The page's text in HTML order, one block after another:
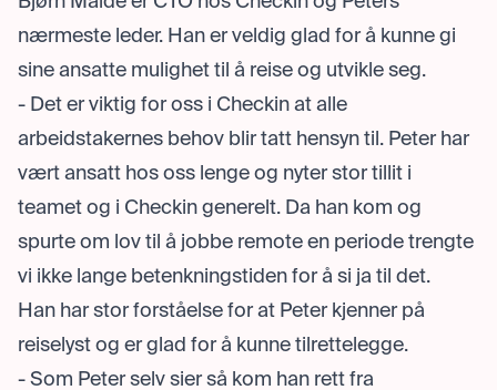
nærmeste leder. Han er veldig glad for å kunne gi
sine ansatte mulighet til å reise og utvikle seg.
- Det er viktig for oss i Checkin at alle
arbeidstakernes behov blir tatt hensyn til. Peter har
vært ansatt hos oss lenge og nyter stor tillit i
teamet og i Checkin generelt. Da han kom og
spurte om lov til å jobbe remote en periode trengte
vi ikke lange betenkningstiden for å si ja til det.
Han har stor forståelse for at Peter kjenner på
reiselyst og er glad for å kunne tilrettelegge.
- Som Peter selv sier så kom han rett fra